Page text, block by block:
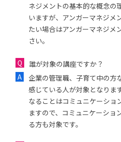
ネジメントの基本的な概念の
いますが、アンガーマネジメ
たい場合はアンガーマネジメ
さい。
誰が対象の講座ですか？
企業の管理職、子育て中の方
感じている人が対象となりま
なることはコミュニケーショ
ますので、コミュニケーショ
る方も対象です。